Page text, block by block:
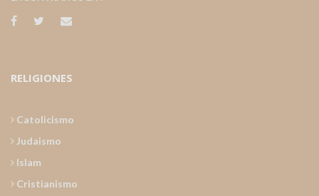
RELIGIONES
Catolicismo
Judaismo
Islam
Cristianismo